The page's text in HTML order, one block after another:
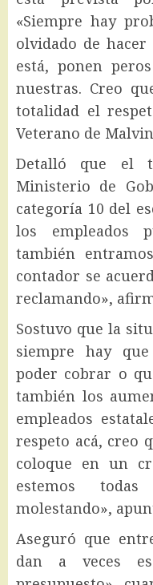
«Siempre hay
olvidado de
está, ponen
nuestras. Creo
totalidad el
Veterano de
Detalló que el
Ministerio de
categoría 10 del
los empleados
también
contador se
reclamando»,
Sostuvo que la
siempre hay
poder cobrar o
también los
empleados
respeto acá, creo
coloque en un
estemos
molestando»,
Aseguró que
dan a veces